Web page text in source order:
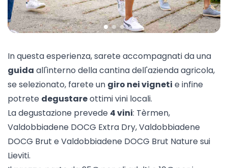
In questa esperienza, sarete accompagnati da una
guida all'interno della cantina dell'azienda agricola,
se selezionato, farete un giro nei vigneti e infine
potrete degustareottimi vini locali.
La degustazione prevede 4 vini: Tèrmen,
Valdobbiadene DOCG Extra Dry, Valdobbiadene
DOCG Brut e Valdobbiadene DOCG Brut Nature sui
Lieviti.